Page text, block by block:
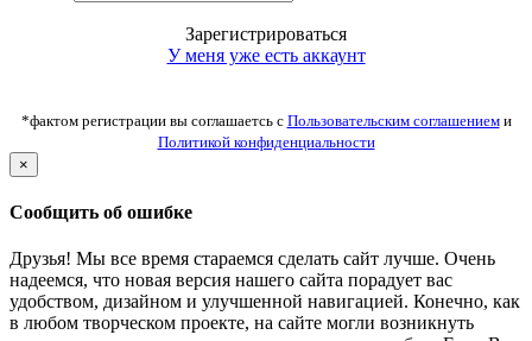
Зарегистрироваться
У меня уже есть аккаунт
*фактом регистрации вы соглашаетсь с Пользовательским соглашениеми
Политикой конфиденциальности
×
Сообщить об ошибке
Друзья! Мы все время стараемся сделать сайт лучше. Очень
надеемся, что новая версия нашего сайта порадует вас
удобством, дизайном и улучшенной навигацией. Конечно, как
в любом творческом проекте, на сайте могли возникнуть